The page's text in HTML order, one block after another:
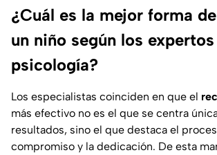
¿Cuál es la mejor forma
un niño según los
psicología?
Los especialistas coinciden en que el
más efectivo no es el que se centra
resultados, sino el que destaca el
compromiso y la dedicación. De esta